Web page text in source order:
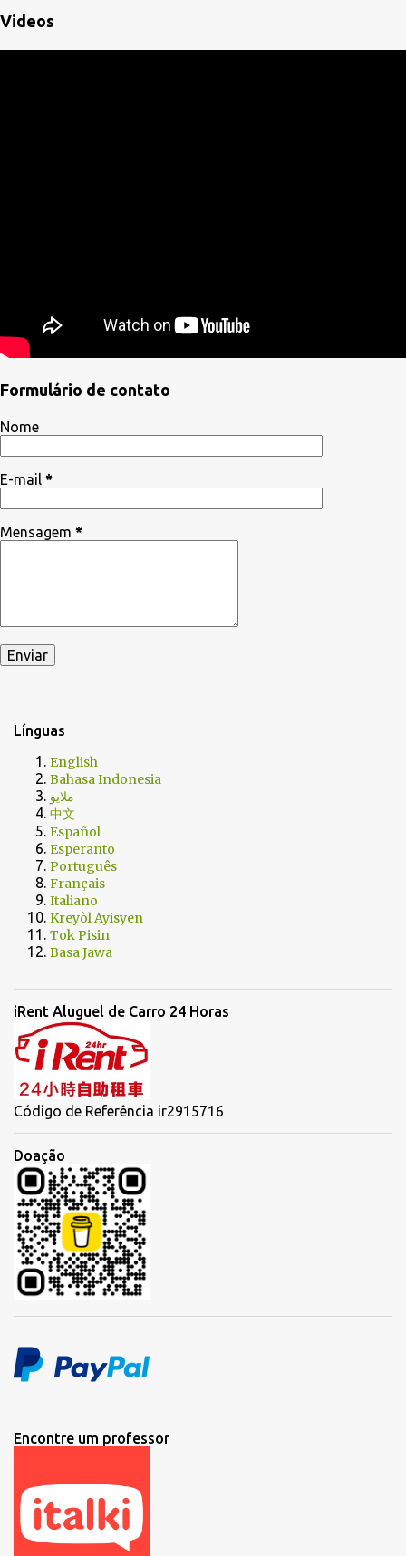
Videos
Formulário de contato
Nome
E-mail *
Mensagem *
Línguas
English
Bahasa Indonesia
ملايو
中文
Español
Esperanto
Português
Français
Italiano
Kreyòl Ayisyen
Tok Pisin
Basa Jawa
iRent Aluguel de Carro 24 Horas
Código de Referência ir2915716
Doação
Encontre um professor